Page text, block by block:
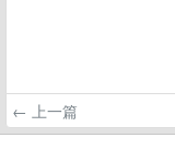
← 上一篇